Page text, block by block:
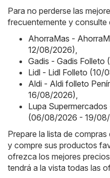
Para no perderse las
frecuentemente y consulte
AhorraMas -
12/08/2026)
Gadis - Gadis
Lidl - Lidl Folleto
Aldi - Aldi folleto
16/08/2026)
Lupa
(06/08/2026 - 19/
Prepare la lista de
y compre sus productos
ofrezca los mejores
tendrá a la vista todas las